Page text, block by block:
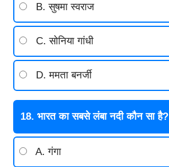
B. सुषमा स्वराज
C. सोनिया गांधी
D. ममता बनर्जी
18. भारत का सबसे लंबा नदी कौन सा है?
A. गंगा